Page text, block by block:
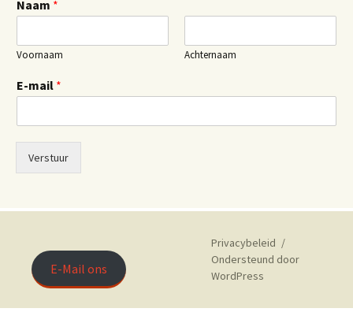
Naam *
Voornaam Achternaam
E-mail *
Verstuur
E-Mail ons
Privacybeleid
Ondersteund door
WordPress